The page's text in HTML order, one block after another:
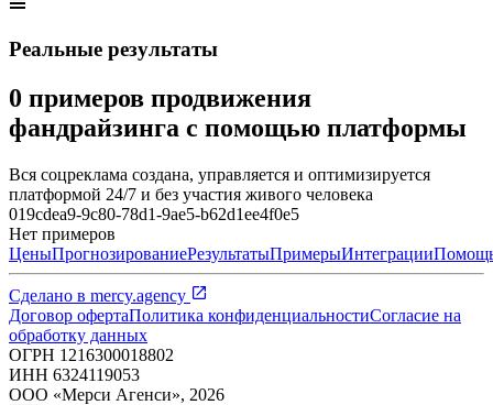
Реальные результаты
0 примеров продвижения
фандрайзинга с помощью платформы
Вся соцреклама создана, управляется и оптимизируется
платформой 24/7 и без участия живого человека
019cdea9-9c80-78d1-9ae5-b62d1ee4f0e5
Нет примеров
ЦеныПрогнозированиеРезультатыПримерыИнтеграции
Сделано в mercy.agency
Договор офертаПолитика конфиденциальностиСогласие на
обработку данных
ОГРН 1216300018802
ИНН 6324119053
ООО «Мерси Агенси», 2026